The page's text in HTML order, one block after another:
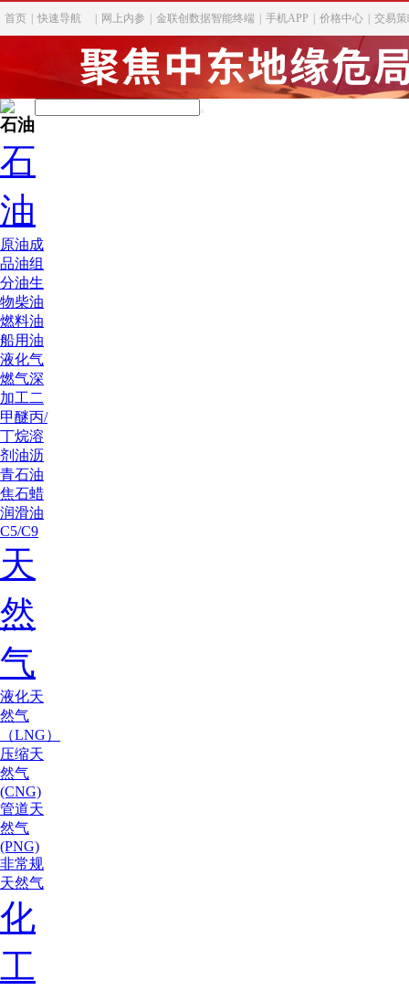
首页 快速导航 网上内参 金联创数据智能终端 手机APP 价格中心 交易
石油
石
油
原油成
品油组
分油生
物柴油
燃料油
船用油
液化气
燃气深
加工二
甲醚丙/
丁烷溶
剂油沥
青石油
焦石蜡
润滑油
C5/C9
天
然
气
液化天
然气
（LNG）
压缩天
然气
(CNG)
管道天
然气
(PNG)
非常规
天然气
化
工